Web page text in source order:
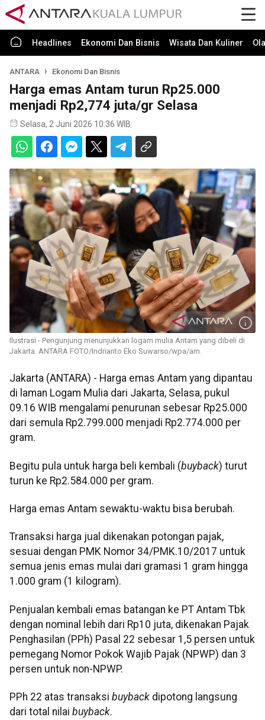
Headlines Ekonomi Dan Bisnis Wisata Dan Kuliner
ANTARA Ekonomi Dan Bisnis
Harga emas Antam turun Rp25.000
menjadi Rp2,774 juta/gr Selasa
Selasa, 2 Juni 2026 10:36 WIB
Ilustrasi - Pengunjung menunjukkan logam mulia Antam yang dibeli di
Jakarta. ANTARA FOTO/Indrianto Eko Suwarso/wpa/am.
Jakarta (ANTARA) - Harga emas Antam yang dipantau
di laman Logam Mulia dari Jakarta, Selasa, pukul
09.16 WIB mengalami penurunan sebesar Rp25.000
dari semula Rp2.799.000 menjadi Rp2.774.000 per
gram.
Begitu pula untuk harga beli kembali (buyback) turut
turun ke Rp2.584.000 per gram.
Harga emas Antam sewaktu-waktu bisa berubah.
Transaksi harga jual dikenakan potongan pajak,
sesuai dengan PMK Nomor 34/PMK.10/2017 untuk
semua jenis emas mulai dari gramasi 1 gram hingga
1.000 gram (1 kilogram).
Penjualan kembali emas batangan ke PT Antam Tbk
dengan nominal lebih dari Rp10 juta, dikenakan Pajak
Penghasilan (PPh) Pasal 22 sebesar 1,5 persen untuk
pemegang Nomor Pokok Wajib Pajak (NPWP) dan 3
persen untuk non-NPWP.
PPh 22 atas transaksi buyback dipotong langsung
dari total nilai buyback.